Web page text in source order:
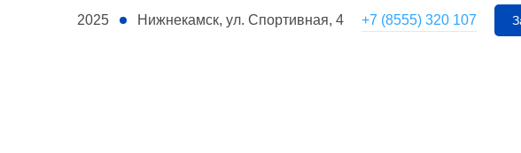
2025 Нижнекамск, ул. Спортивная, 4 +7 (8555) 320 107